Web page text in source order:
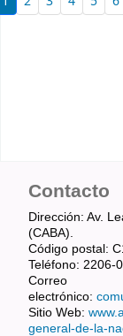
Contacto
Dirección: Av.
(CABA).
Código postal:
Teléfono: 2206-
Correo
electrónico:
Sitio Web:
general-de-la-